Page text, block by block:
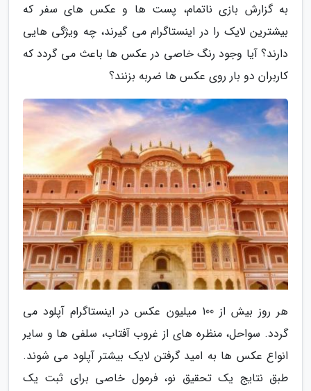
به گزارش بازی ناتمام، پست ها و عکس های سفر که
بیشترین لایک را در اینستاگرام می گیرند، چه ویژگی هایی
دارند؟ آیا وجود رنگ خاصی در عکس ها باعث می گردد که
کاربران دو بار روی عکس ها ضربه بزنند؟
هر روز بیش از 100 میلیون عکس در اینستاگرام آپلود می
گردد. سواحل، منظره های از غروب آفتاب، سلفی ها و سایر
انواع عکس ها به امید گرفتن لایک بیشتر آپلود می شوند.
طبق نتایج یک تحقیق نو، فرمول خاصی برای ثبت یک